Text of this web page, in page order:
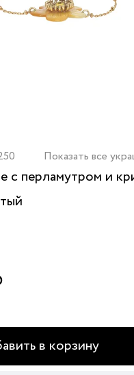
Показать все
с перламутром и
в корзину